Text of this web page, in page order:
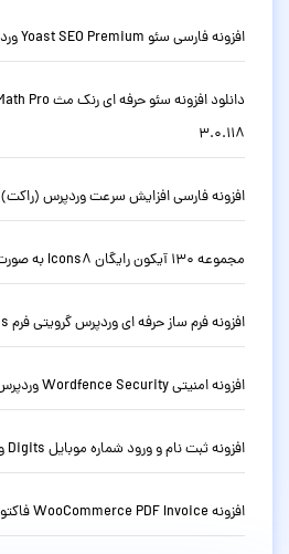
افزونه فارسی سئو Yoast SEO Premium وردپرس نسخه حرفه ای 28.1
3.0.118
افزونه فارسی افزایش سرعت وردپرس (راکت) WP Rocket نسخه 3.23.1
مجموعه 130 آیکون رایگان Icons8 به صورت SVG
افزونه فرم ساز حرفه ای وردپرس گرویتی فرم Gravity Forms نسخه 3.0.0
افزونه امنیتی Wordfence Security وردپرس نسخه 8.1.4
افزونه ثبت نام و ورود شماره موبایل Digits وردپرس نسخه 9.2
افزونه WooCommerce PDF Invoice فاکتور ووکامرس نسخه 5.1.2